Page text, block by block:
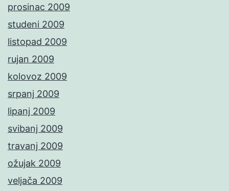
prosinac 2009
studeni 2009
listopad 2009
rujan 2009
kolovoz 2009
srpanj 2009
lipanj 2009
svibanj 2009
travanj 2009
ožujak 2009
veljača 2009